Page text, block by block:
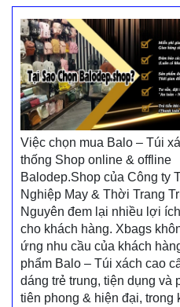
Việc chọn mua Balo – Túi
thống Shop online & offline
Balodep.Shop của Công ty
Nghiệp May & Thời Trang
Nguyên đem lại nhiều lợi
cho khách hàng. Xbags
ứng nhu cầu của khách
phẩm Balo – Túi xách cao
dáng trẻ trung, tiện dụng và
tiên phong & hiện đại, trong